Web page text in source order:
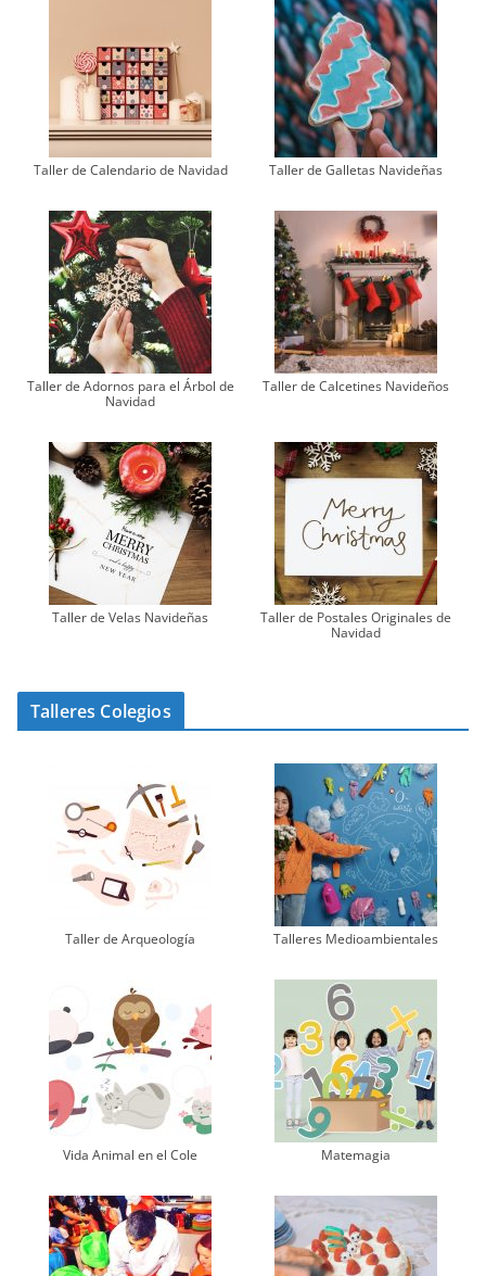
Taller de Calendario de Navidad Taller de Galletas Navideñas
Taller de Adornos para el Árbol de
Navidad
Taller de Calcetines Navideños
Taller de Velas Navideñas
Taller de Postales Originales de
Navidad
Talleres Colegios
Taller de Arqueología Talleres Medioambientales
Vida Animal en el Cole Matemagia